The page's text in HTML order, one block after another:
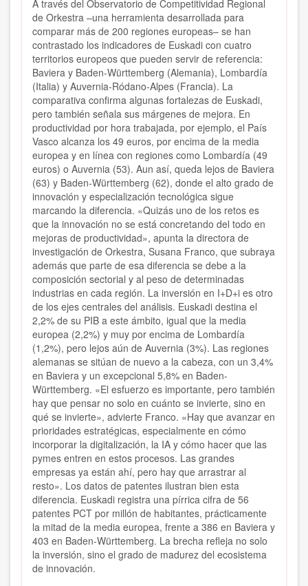
A través del Observatorio de Competitividad Regional
de Orkestra –una herramienta desarrollada para
comparar más de 200 regiones europeas– se han
contrastado los indicadores de Euskadi con cuatro
territorios europeos que pueden servir de referencia:
Baviera y Baden-Württemberg (Alemania), Lombardía
(Italia) y Auvernia-Ródano-Alpes (Francia). La
comparativa confirma algunas fortalezas de Euskadi,
pero también señala sus márgenes de mejora. En
productividad por hora trabajada, por ejemplo, el País
Vasco alcanza los 49 euros, por encima de la media
europea y en línea con regiones como Lombardía (49
euros) o Auvernia (53). Aun así, queda lejos de Baviera
(63) y Baden-Württemberg (62), donde el alto grado de
innovación y especialización tecnológica sigue
marcando la diferencia. «Quizás uno de los retos es
que la innovación no se está concretando del todo en
mejoras de productividad», apunta la directora de
investigación de Orkestra, Susana Franco, que subraya
además que parte de esa diferencia se debe a la
composición sectorial y al peso de determinadas
industrias en cada región. La inversión en I+D+i es otro
de los ejes centrales del análisis. Euskadi destina el
2,2% de su PIB a este ámbito, igual que la media
europea (2,2%) y muy por encima de Lombardía
(1,2%), pero lejos aún de Auvernia (3%). Las regiones
alemanas se sitúan de nuevo a la cabeza, con un 3,4%
en Baviera y un excepcional 5,8% en Baden-
Württemberg. «El esfuerzo es importante, pero también
hay que pensar no solo en cuánto se invierte, sino en
qué se invierte», advierte Franco. «Hay que avanzar en
prioridades estratégicas, especialmente en cómo
incorporar la digitalización, la IA y cómo hacer que las
pymes entren en estos procesos. Las grandes
empresas ya están ahí, pero hay que arrastrar al
resto». Los datos de patentes ilustran bien esta
diferencia. Euskadi registra una pírrica cifra de 56
patentes PCT por millón de habitantes, prácticamente
la mitad de la media europea, frente a 386 en Baviera y
403 en Baden-Württemberg. La brecha refleja no solo
la inversión, sino el grado de madurez del ecosistema
de innovación.